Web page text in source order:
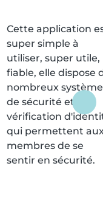
Cette application
super simple à
utiliser, super utile,
fiable, elle dispose
nombreux
de sécurité et de
vérification
qui permettent
membres de se
sentir en sécurité.